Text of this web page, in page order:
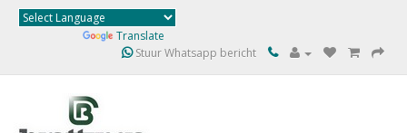
Translate
Stuur Whatsapp bericht